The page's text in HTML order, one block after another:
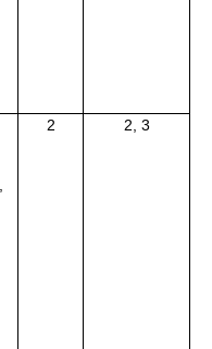
2 2, 3